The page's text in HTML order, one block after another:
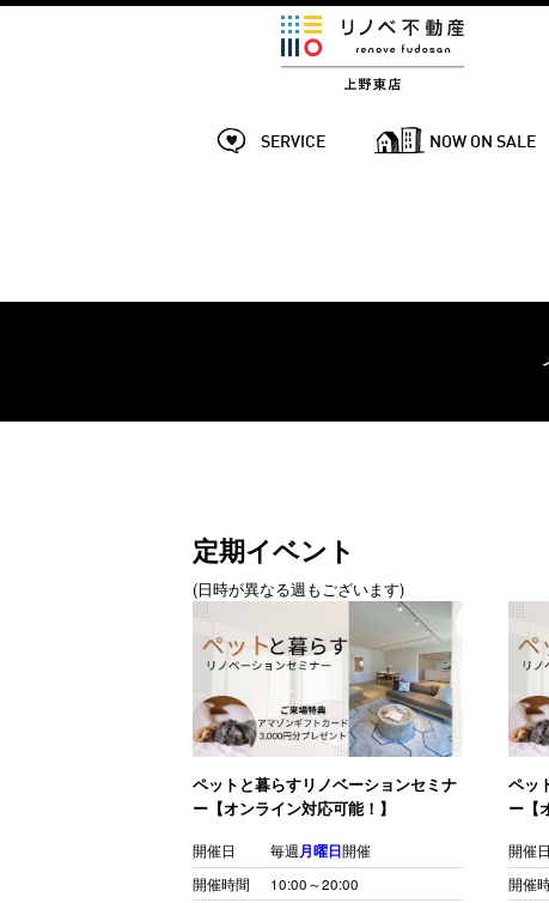
SERVICE NOW ON SALE
定期イベント
(日時が異なる週もございます)
ペットと暮らすリノベーションセミナ
ー【オンライン対応可能！】
開催日 毎週月曜日開催
開催時間
10:00～20:00
ペッ
ー【
開催日
開催